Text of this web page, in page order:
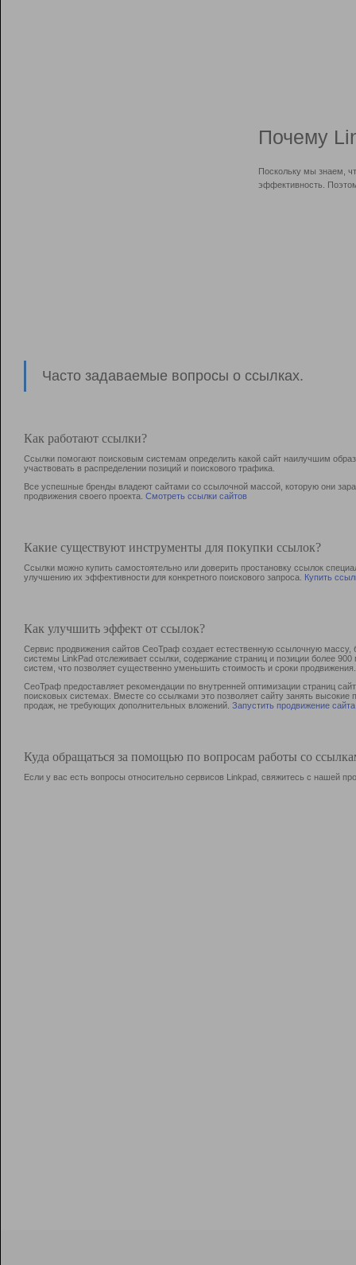
Почему
Поскольку мы знаем,
эффективность.
Часто задаваемые вопросы о ссылках.
Как работают ссылки?
Ссылки помогают поисковым системам определить какой сайт наилучшим
участвовать в раcпределении позиций и поискового трафика.
Все успешные бренды владеют сайтами со ссылочной массой, которую они
продвижения своего проекта. Смотреть ссылки сайтов
Какие существуют инструменты для покупки ссылок?
Ссылки можно купить самостоятельно или доверить простановку ссылок
улучшению их эффективности для конкретного поискового запроса. Купить
Как улучшить эффект от ссылок?
Сервис продвижения сайтов СеоТраф создает естественную ссылочную
системы LinkPad отслеживает ссылки, содержание страниц и позиции более
систем, что позволяет существенно уменьшить стоимость и сроки продвижения.
СеоТраф предоставляет рекомендации по внутренней оптимизации страниц
поисковых системах. Вместе со ссылками это позволяет сайту занять
продаж, не требующих дополнительных вложений. Запустить продвижение сайта
Куда обращаться за помощью по вопросам работы со
Если у вас есть вопросы относительно сервисов Linkpad, свяжитесь с нашей